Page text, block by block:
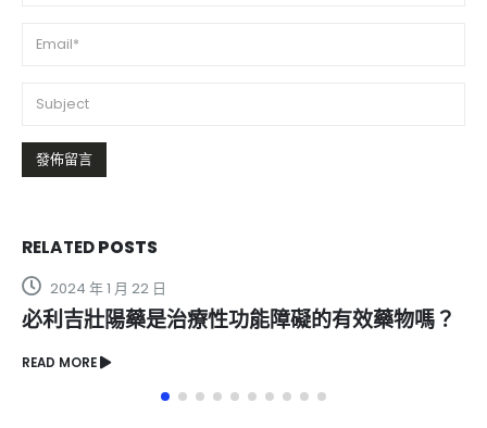
RELATEDPOSTS
礙的有效藥物嗎？ 威而鋼偽藥惡劣？市面上正